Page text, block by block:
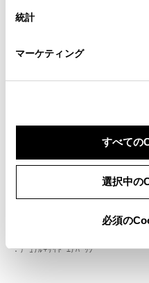
設定の変更、同意を撤回し
「Cookie（クッキー）情報
統計
マーケティング
すべての
選択中の
必須の
※ 記録媒体(SDカード等)は別途ご
ｲﾝﾃﾘｼﾞｪﾝﾄｸﾘｱﾗﾝｽｿﾅｰ・ｽﾏｰﾄｱｼｽﾄ
：ﾃﾞｭｱﾙ+ｻｲﾄﾞｴｱﾊﾞｯｸﾞ